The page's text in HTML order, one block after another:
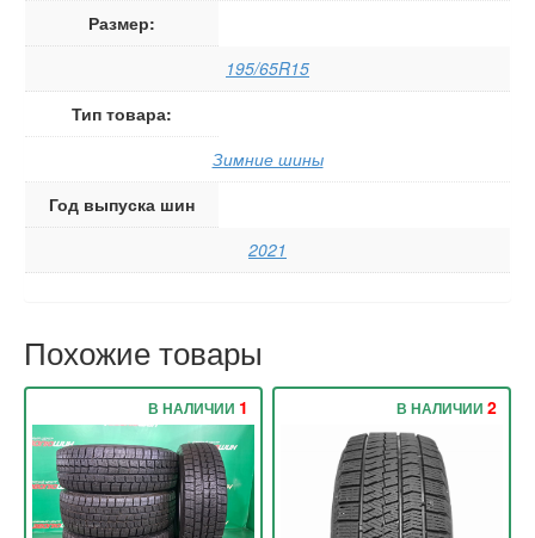
Размер:
195/65R15
Тип товара:
Зимние шины
Год выпуска шин
2021
Похожие товары
В НАЛИЧИИ 1 В НАЛИЧИИ 2